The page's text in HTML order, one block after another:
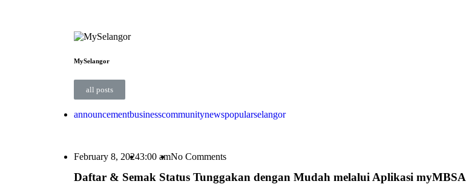
MySelangor
all posts
announcementbusinesscommunitynewspopularselangor
February 8, 20243:00 amNo Comments
Daftar & Semak Status Tunggakan dengan Mudah melalui Aplikasi myMBSA